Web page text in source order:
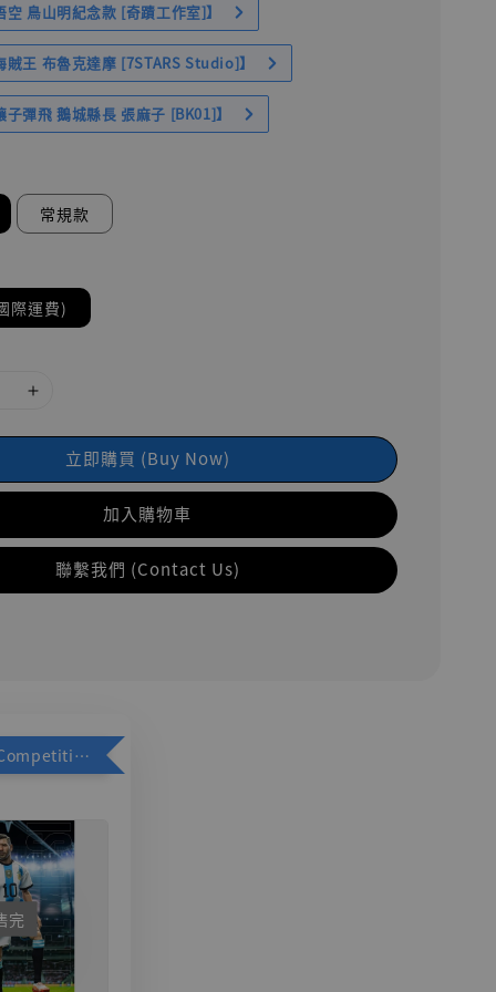
鳥山明紀念款 [奇蹟工作室]】
賊王 布魯克達摩 [7STARS Studio]】
彈飛 鵝城縣長 張麻子 [BK01]】
常規款
際運費)
立即購買 (Buy Now)
加入購物車
聯繫我們 (Contact Us)
加購優惠【Competitive Toys 梅西 [CM001]】
完